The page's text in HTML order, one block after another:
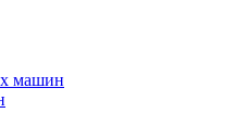
машин